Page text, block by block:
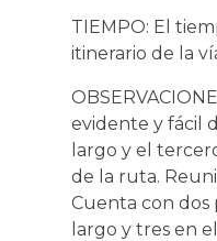
TIEMPO: El
itinerario de la
evidente y fácil
largo y el
de la ruta.
Cuenta con dos
largo y tres en